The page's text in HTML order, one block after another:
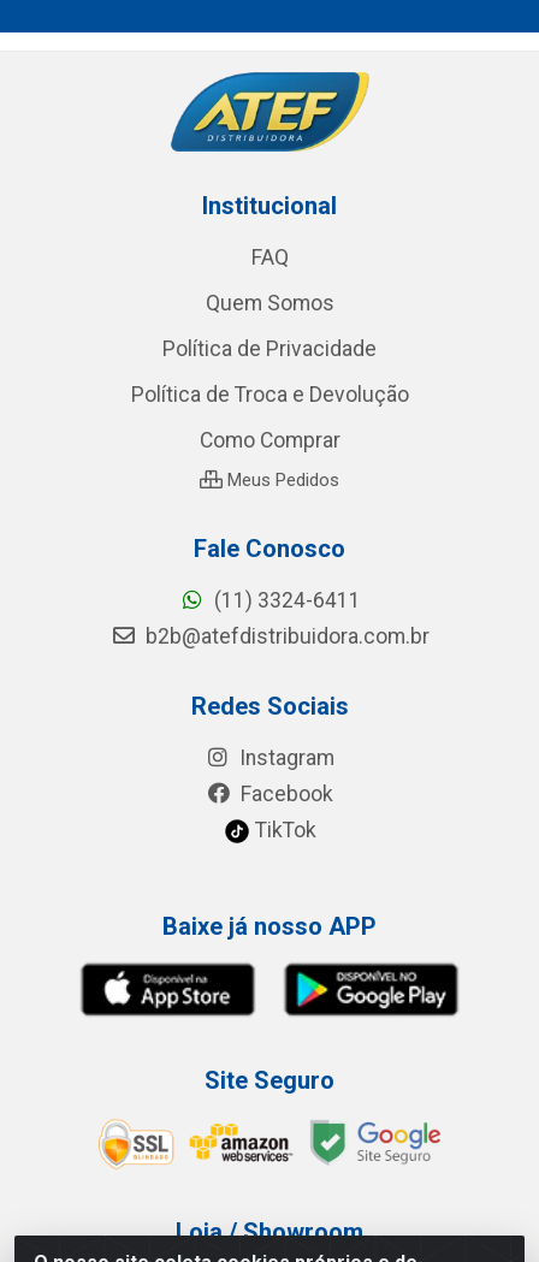
Institucional
FAQ
Quem Somos
Política de Privacidade
Política de Troca e Devolução
Como Comprar
Meus Pedidos
Fale Conosco
(11) 3324-6411
b2b@atefdistribuidora.com.br
Redes Sociais
Instagram
Facebook
TikTok
Baixe já nosso APP
Site Seguro
Loja / Showroom